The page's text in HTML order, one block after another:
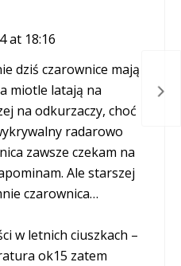
at 18:16
dziś czarownice mają
miotle latają na
na odkurzaczy, choć
radarowo
zawsze czekam na
Ale starszej
czarownica…
w letnich ciuszkach –
ok15 zatem